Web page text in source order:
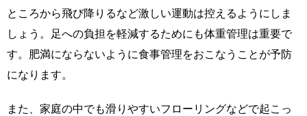
ところから飛び降りるなど激しい運動は控えるようにしま
しょう。足への負担を軽減するためにも体重管理は重要で
す。肥満にならないように食事管理をおこなうことが予防
になります。
また、家庭の中でも滑りやすいフローリングなどで起こっ